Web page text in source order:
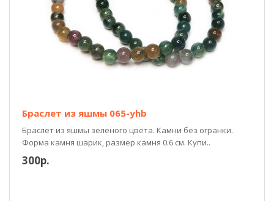
Браслет из яшмы 065-yhb
Браслет из яшмы зеленого цвета. Камни без огранки.
Форма камня шарик, размер камня 0.6 см. Купи..
300р.